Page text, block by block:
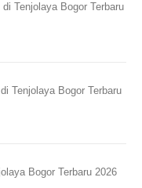
Tenjolaya Bogor Terbaru
Tenjolaya Bogor Terbaru
Bogor Terbaru 2026